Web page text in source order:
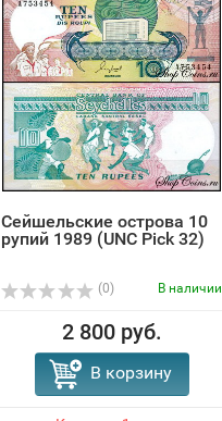
Сейшельские острова 10
рупий 1989 (UNC Pick 32)
(0) В наличии
2 800 руб.
В корзину